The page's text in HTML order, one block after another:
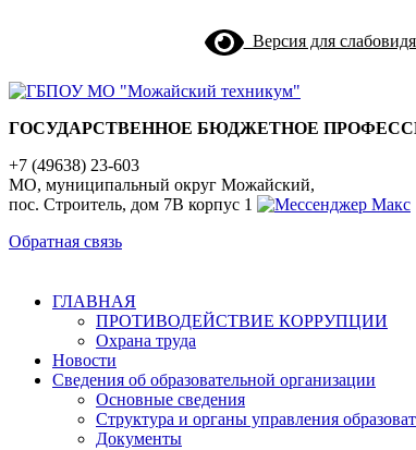
Версия для
ГОСУДАРСТВЕННОЕ БЮДЖЕТНОЕ
+7 (49638) 23-603
МО, муниципальный округ Можайский,
пос. Строитель, дом 7В корпус 1
Обратная связь
ГЛАВНАЯ
ПРОТИВОДЕЙСТВИЕ КОРРУПЦИИ
Охрана труда
Новости
Сведения об образовательной организации
Основные сведения
Структура и органы управления
Документы